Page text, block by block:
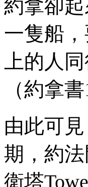
約拿卻
一隻船
上的人
（約拿書
由此可
期，約
衛塔Towe